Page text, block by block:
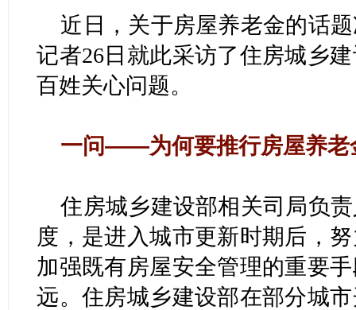
近日，关于房屋养老金的话
记者26日就此采访了住房城乡
百姓关心问题。
一问——为何要推行房屋养老
住房城乡建设部相关司局负
度，是进入城市更新时期后，
加强既有房屋安全管理的重要
远。住房城乡建设部在部分城